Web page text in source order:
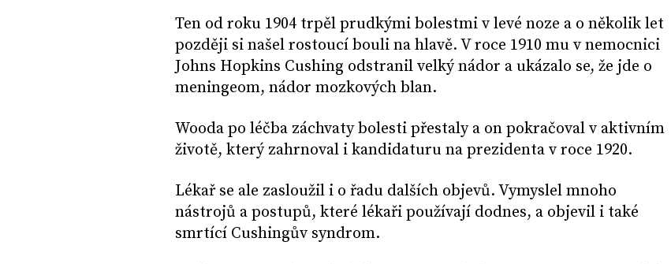
Ten od roku 1904 trpěl prudkými bolestmi v levé noze a o několik let
později si našel rostoucí bouli na hlavě. V roce 1910 mu v nemocnici
Johns Hopkins Cushing odstranil velký nádor a ukázalo se, že jde o
meningeom, nádor mozkových blan.
Wooda po léčba záchvaty bolesti přestaly a on pokračoval v aktivním
životě, který zahrnoval i kandidaturu na prezidenta v roce 1920.
Lékař se ale zasloužil i o řadu dalších objevů. Vymyslel mnoho
nástrojů a postupů, které lékaři používají dodnes, a objevil i také
smrtící Cushingův syndrom.